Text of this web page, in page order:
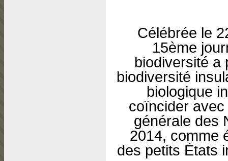
Célébrée le
15ème
biodiversité a
biodiversité
biologique
coïncider avec
générale des
2014, comme
des petits États